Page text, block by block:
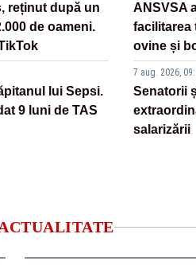
reținut după un
de oameni.
lui Sepsi.
9 luni de TAS
ANSVSA
facilitarea
ovine și
7 aug. 2026,
Senatorii
salarizării